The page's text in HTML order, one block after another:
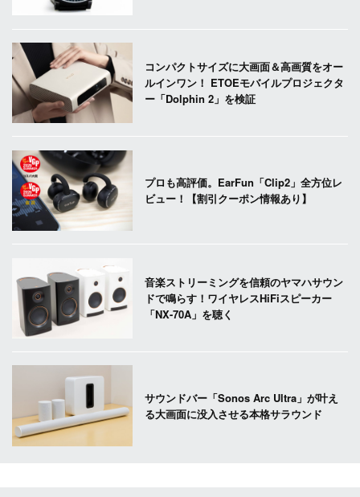
コンパクトサイズに大画面＆高画質をオー
ルインワン！ ETOEモバイルプロジェクタ
ー「Dolphin 2」を検証
プロも高評価。EarFun「Clip2」全方位レ
ビュー！【割引クーポン情報あり】
音楽ストリーミングを信頼のヤマハサウン
ドで鳴らす！ワイヤレスHiFiスピーカー
「NX-70A」を聴く
サウンドバー「Sonos Arc Ultra」が叶え
る大画面に没入させる本格サラウンド